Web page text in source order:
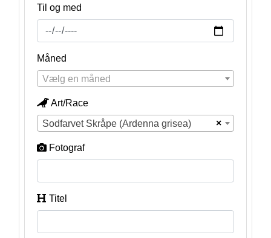
Til og med
Måned
Vælg en måned
Art/Race
×
Sodfarvet Skråpe (Ardenna grisea)
Fotograf
Titel